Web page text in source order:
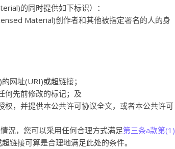
的同时提供如下标识）：
Material)创作者和其他被指定署名的人的身
网址(URI)或超链接；
何先前修改的标记；及
，并提供本公共许可协议全文，或者本公共许可
況，您可以采用任何合理方式满足第三条a款第(1)
链接可算是合理地满足此处的条件。